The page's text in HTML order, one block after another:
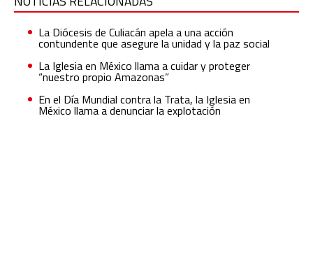
La Diócesis de Culiacán apela a una acción
contundente que asegure la unidad y la paz social
La Iglesia en México llama a cuidar y proteger
“nuestro propio Amazonas”
En el Día Mundial contra la Trata, la Iglesia en
México llama a denunciar la explotación